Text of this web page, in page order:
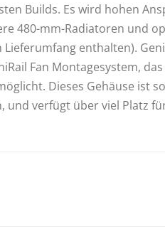
Builds. Es wird hohen
480-mm-Radiatoren und
enthalten).
Fan Montagesystem,
Dieses Gehäuse ist
und verfügt über viel Platz